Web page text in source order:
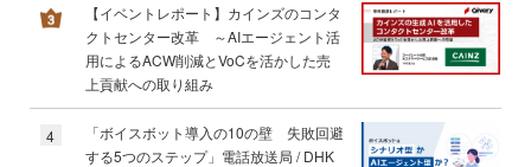
【イベントレポート】カインズのコンタ
クトセンター改革 ～AIエージェント活
用によるACW削減とVoCを活かした売
上貢献への取り組み
4
「ボイスボット導入の10の壁 失敗回避
する5つのステップ」電話放送局 / DHK